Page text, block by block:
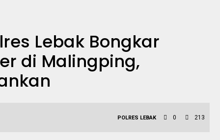
Lebak Bongkar
di Malingping,
POLRES LEBAK 0 213